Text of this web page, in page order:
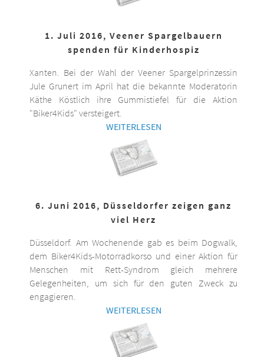
1. Juli 2016, Veener Spargelbauern
spenden für Kinderhospiz
Xanten. Bei der Wahl der Veener Spargelprinzessin
Jule Grunert im April hat die bekannte Moderatorin
Käthe Köstlich ihre Gummistiefel für die Aktion
"Biker4Kids" versteigert.
WEITERLESEN
6. Juni 2016, Düsseldorfer zeigen ganz
viel Herz
Düsseldorf. Am Wochenende gab es beim Dogwalk,
dem Biker4Kids-Motorradkorso und einer Aktion für
Menschen mit Rett-Syndrom gleich mehrere
Gelegenheiten, um sich für den guten Zweck zu
engagieren.
WEITERLESEN